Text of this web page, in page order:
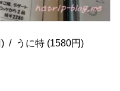
) / うに特 (1580円)